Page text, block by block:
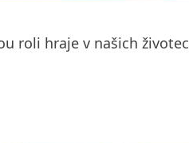
roli hraje v našich